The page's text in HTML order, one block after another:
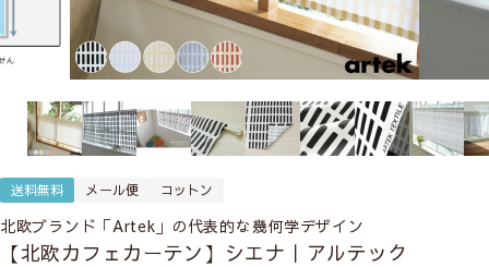
送料無料 メール便 コットン
北欧ブランド「Artek」の代表的な幾何学デザイン
【北欧カフェカーテン】シエナ｜アルテック